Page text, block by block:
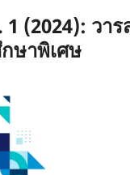
(2024): วา
ษาพิเศษ